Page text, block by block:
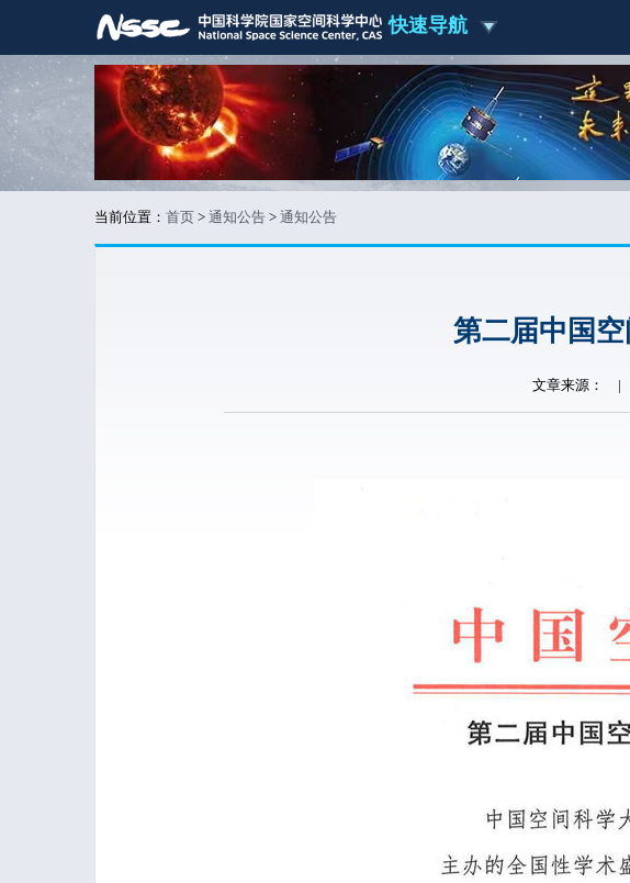
快速导航
当前位置： 首页 > 通知公告 > 通知公告
第二届中国空
文章来源： |